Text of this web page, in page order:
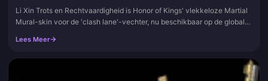
Li Xin Trots en Rechtvaardigheid is Honor of Kings' vlekkeloze Martial
Mural-skin voor de 'clash lane'-vechter, nu beschikbaar op de globale
toe aan je bladwijzers; we werken datums, trekungskosten en
Lees Meer